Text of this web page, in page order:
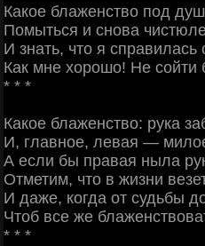
Какое блаженство под
Помыться и снова
И знать, что я справилась
Как мне хорошо! Не сойти
* * *
Какое блаженство: рука
И, главное, левая —
А если бы правая ныла
Отметим, что в жизни
И даже, когда от судьбы
Чтоб все же
* * *